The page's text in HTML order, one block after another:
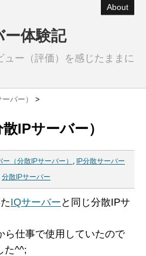
About
ー体験記
ュー（評価）を感じたままに
バー） >
IPサーバー）
（分散IPサーバー） , IP分散サーバー
分散IPサーバー
IQサーバー と同じ分散IPサ
ら仕事で使用していたので
た^^;